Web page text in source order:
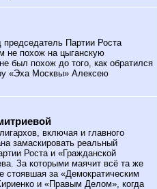
председатель Партии Роста
не похож на цыганскую
был похож до того, как обратился
«Эха Москвы» Алексею
включая и главного
замаскировать реальный
Роста и «Гражданской
За которыми маячит всё та же
за «Демократическим
и «Правым Делом», когда